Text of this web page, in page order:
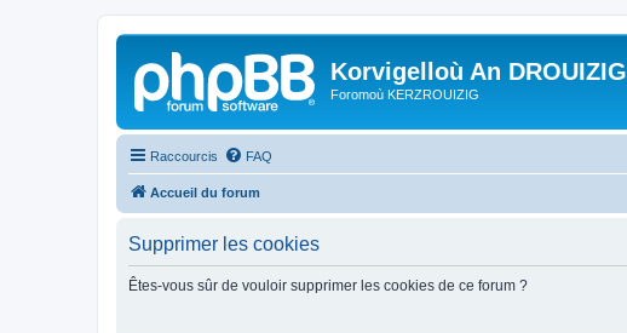
Korvigelloù An DROUIZIG
Foromoù KERZROUIZIG
Raccourcis FAQ
Accueil du forum
Supprimer les cookies
Êtes-vous sûr de vouloir supprimer les cookies de ce forum ?